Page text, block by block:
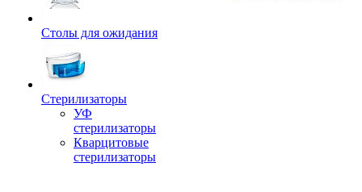
Столы для ожидания
Стерилизаторы
УФ
стерилизаторы
Кварцитовые
стерилизаторы